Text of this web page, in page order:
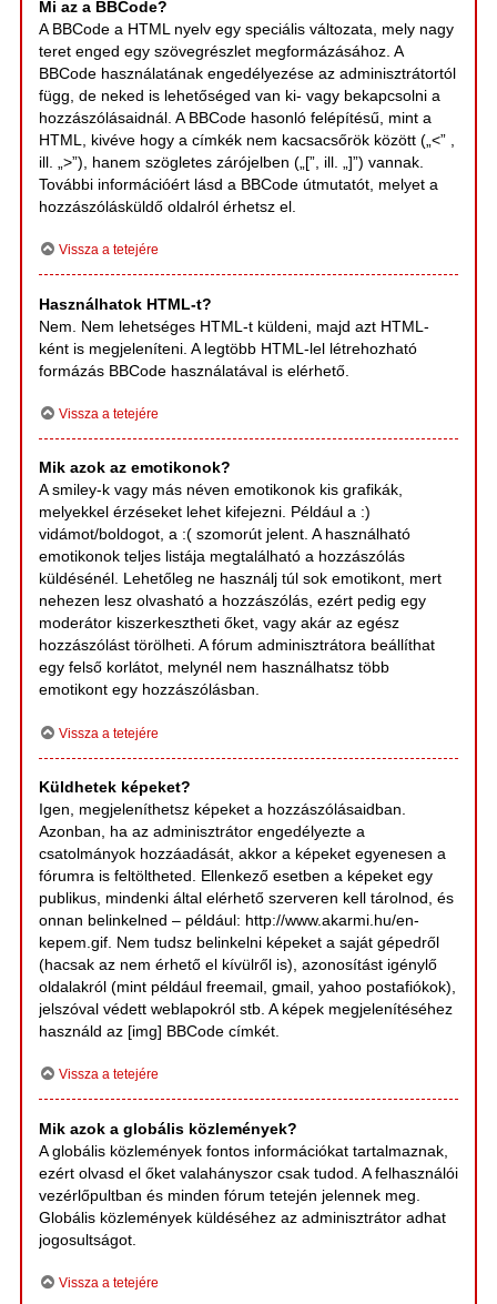
Mi az a BBCode?
A BBCode a HTML nyelv egy speciális változata, mely nagy
teret enged egy szövegrészlet megformázásához. A
BBCode használatának engedélyezése az adminisztrátortól
függ, de neked is lehetőséged van ki- vagy bekapcsolni a
hozzászólásaidnál. A BBCode hasonló felépítésű, mint a
HTML, kivéve hogy a címkék nem kacsacsőrök között („<” ,
ill. „>”), hanem szögletes zárójelben („[”, ill. „]”) vannak.
További információért lásd a BBCode útmutatót, melyet a
hozzászólásküldő oldalról érhetsz el.
Vissza a tetejére
Használhatok HTML-t?
Nem. Nem lehetséges HTML-t küldeni, majd azt HTML-
ként is megjeleníteni. A legtöbb HTML-lel létrehozható
formázás BBCode használatával is elérhető.
Vissza a tetejére
Mik azok az emotikonok?
A smiley-k vagy más néven emotikonok kis grafikák,
melyekkel érzéseket lehet kifejezni. Például a :)
vidámot/boldogot, a :( szomorút jelent. A használható
emotikonok teljes listája megtalálható a hozzászólás
küldésénél. Lehetőleg ne használj túl sok emotikont, mert
nehezen lesz olvasható a hozzászólás, ezért pedig egy
moderátor kiszerkesztheti őket, vagy akár az egész
hozzászólást törölheti. A fórum adminisztrátora beállíthat
egy felső korlátot, melynél nem használhatsz több
emotikont egy hozzászólásban.
Vissza a tetejére
Küldhetek képeket?
Igen, megjeleníthetsz képeket a hozzászólásaidban.
Azonban, ha az adminisztrátor engedélyezte a
csatolmányok hozzáadását, akkor a képeket egyenesen a
fórumra is feltöltheted. Ellenkező esetben a képeket egy
publikus, mindenki által elérhető szerveren kell tárolnod, és
onnan belinkelned – például: http://www.akarmi.hu/en-
kepem.gif. Nem tudsz belinkelni képeket a saját gépedről
(hacsak az nem érhető el kívülről is), azonosítást igénylő
oldalakról (mint például freemail, gmail, yahoo postafiókok),
jelszóval védett weblapokról stb. A képek megjelenítéséhez
használd az [img] BBCode címkét.
Vissza a tetejére
Mik azok a globális közlemények?
A globális közlemények fontos információkat tartalmaznak,
ezért olvasd el őket valahányszor csak tudod. A felhasználói
vezérlőpultban és minden fórum tetején jelennek meg.
Globális közlemények küldéséhez az adminisztrátor adhat
jogosultságot.
Vissza a tetejére